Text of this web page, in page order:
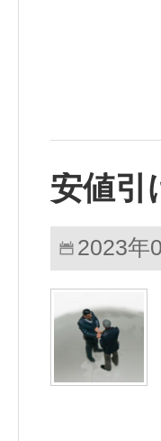
安値引
2023年